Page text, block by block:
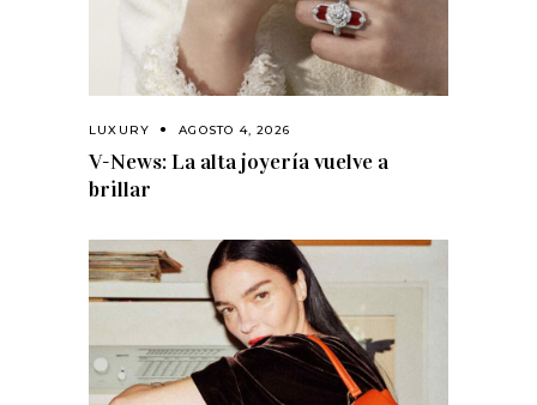
LUXURY AGOSTO 4, 2026
V-News: La alta joyería vuelve a
brillar